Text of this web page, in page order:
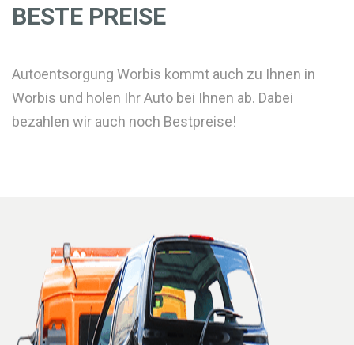
BESTE PREISE
Autoentsorgung Worbis kommt auch zu Ihnen in
Worbis und holen Ihr Auto bei Ihnen ab. Dabei
bezahlen wir auch noch Bestpreise!